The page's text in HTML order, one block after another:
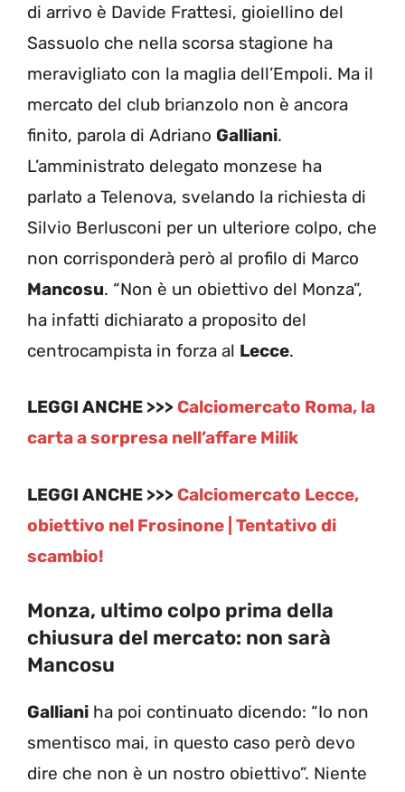
di arrivo è Davide Frattesi, gioiellino del
Sassuolo che nella scorsa stagione ha
meravigliato con la maglia dell’Empoli. Ma il
mercato del club brianzolo non è ancora
finito, parola di Adriano Galliani.
L’amministrato delegato monzese ha
parlato a Telenova, svelando la richiesta di
Silvio Berlusconi per un ulteriore colpo, che
non corrisponderà però al profilo di Marco
Mancosu. “Non è un obiettivo del Monza”,
ha infatti dichiarato a proposito del
centrocampista in forza al Lecce.
LEGGI ANCHE >>> Calciomercato Roma, la
carta a sorpresa nell’affare Milik
LEGGI ANCHE >>> Calciomercato Lecce,
obiettivo nel Frosinone | Tentativo di
scambio!
Monza, ultimo colpo prima della
chiusura del mercato: non sarà
Mancosu
Galliani ha poi continuato dicendo: “Io non
smentisco mai, in questo caso però devo
dire che non è un nostro obiettivo”. Niente